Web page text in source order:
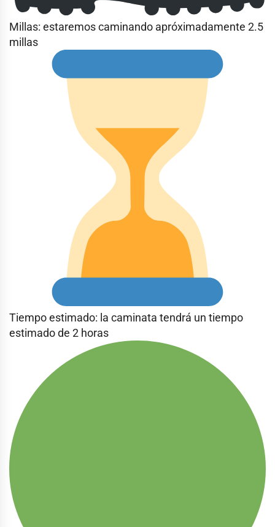
Millas: estaremos caminando apróximadamente 2.5
millas
Tiempo estimado: la caminata tendrá un tiempo
estimado de 2 horas